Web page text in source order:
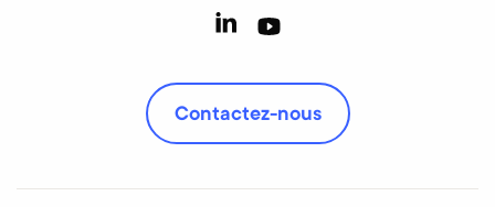
Contactez-nous